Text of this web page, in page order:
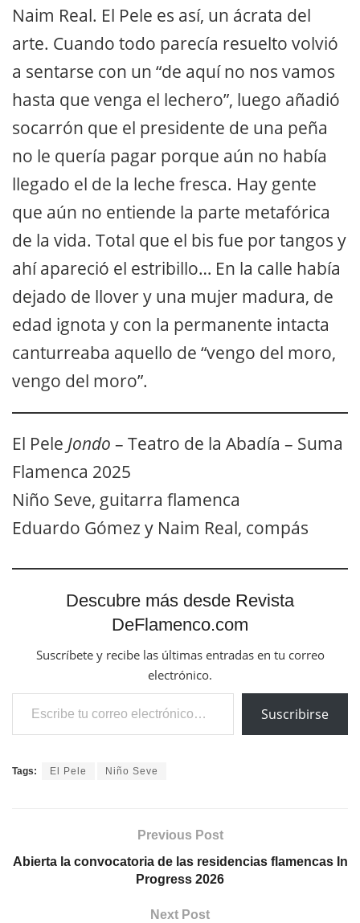
Naim Real. El Pele es así, un ácrata del
arte. Cuando todo parecía resuelto volvió
a sentarse con un “de aquí no nos vamos
hasta que venga el lechero”, luego añadió
socarrón que el presidente de una peña
no le quería pagar porque aún no había
llegado el de la leche fresca. Hay gente
que aún no entiende la parte metafórica
de la vida. Total que el bis fue por tangos y
ahí apareció el estribillo… En la calle había
dejado de llover y una mujer madura, de
edad ignota y con la permanente intacta
canturreaba aquello de “vengo del moro,
vengo del moro”.
El Pele Jondo – Teatro de la Abadía – Suma
Flamenca 2025
Niño Seve, guitarra flamenca
Eduardo Gómez y Naim Real, compás
Descubre más desde Revista
DeFlamenco.com
Suscríbete y recibe las últimas entradas en tu correo
electrónico.
Escribe tu correo electrónico…
Suscribirse
Tags: El Pele Niño Seve
Previous Post
Abierta la convocatoria de las residencias flamencas In
Progress 2026
Next Post